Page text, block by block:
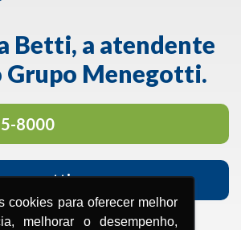
cookies para oferecer melhor
melhorar o desempenho,
Betti, a atendente
Menegotti.
8000